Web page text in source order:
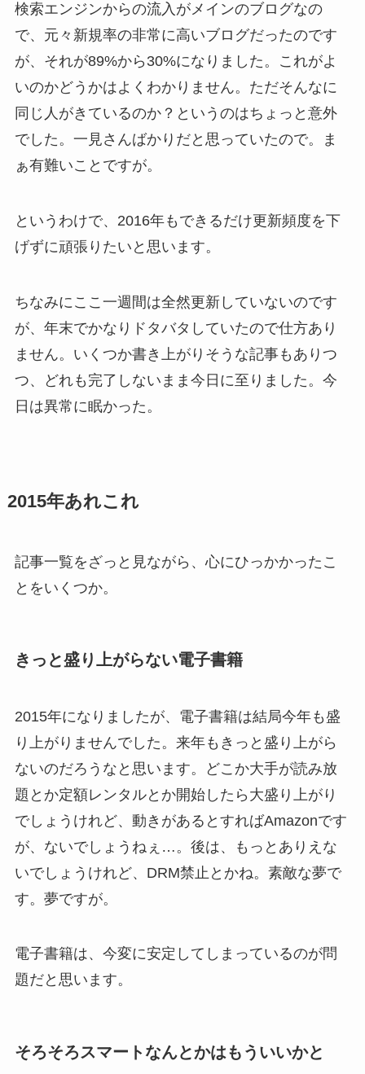
検索エンジンからの流入がメインのブログなの
で、元々新規率の非常に高いブログだったのです
が、それが89%から30%になりました。これがよ
いのかどうかはよくわかりません。ただそんなに
同じ人がきているのか？というのはちょっと意外
でした。一見さんばかりだと思っていたので。ま
ぁ有難いことですが。
というわけで、2016年もできるだけ更新頻度を下
げずに頑張りたいと思います。
ちなみにここ一週間は全然更新していないのです
が、年末でかなりドタバタしていたので仕方あり
ません。いくつか書き上がりそうな記事もありつ
つ、どれも完了しないまま今日に至りました。今
日は異常に眠かった。
2015年あれこれ
記事一覧をざっと見ながら、心にひっかかったこ
とをいくつか。
きっと盛り上がらない電子書籍
2015年になりましたが、電子書籍は結局今年も盛
り上がりませんでした。来年もきっと盛り上がら
ないのだろうなと思います。どこか大手が読み放
題とか定額レンタルとか開始したら大盛り上がり
でしょうけれど、動きがあるとすればAmazonです
が、ないでしょうねぇ…。後は、もっとありえな
いでしょうけれど、DRM禁止とかね。素敵な夢で
す。夢ですが。
電子書籍は、今変に安定してしまっているのが問
題だと思います。
そろそろスマートなんとかはもういいかと